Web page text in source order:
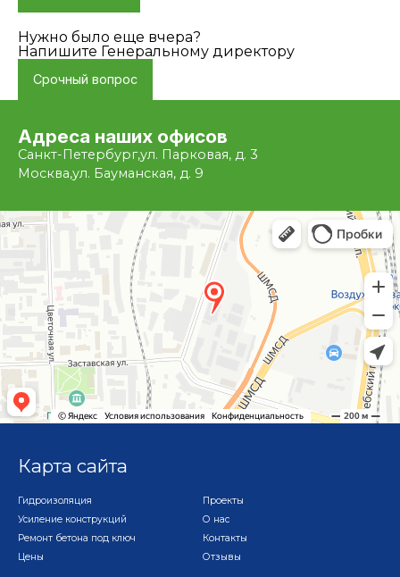
Нужно было еще вчера?
Напишите Генеральному директору
Срочный вопрос
Адреса наших офисов
Санкт-Петербург,ул. Парковая, д. 3
Москва,ул. Бауманская, д. 9
Карта сайта
Гидроизоляция
Усиление конструкций
Ремонт бетона под ключ
Цены
Проекты
О нас
Контакты
Отзывы